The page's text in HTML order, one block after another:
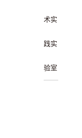
术实
践实
验室